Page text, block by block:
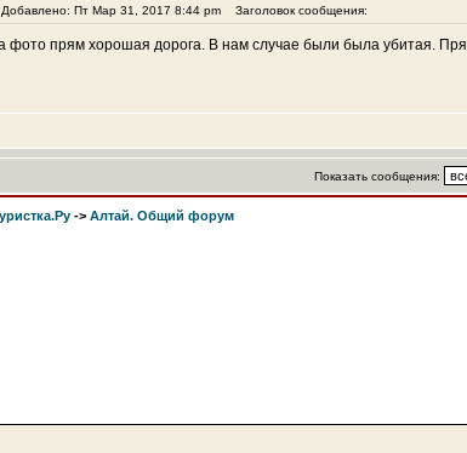
Добавлено: Пт Мар 31, 2017 8:44 pm Заголовок сообщения:
фото прям хорошая дорога. В нам случае были была убитая.
Показать сообщения:
-> Алтай. Общий форум